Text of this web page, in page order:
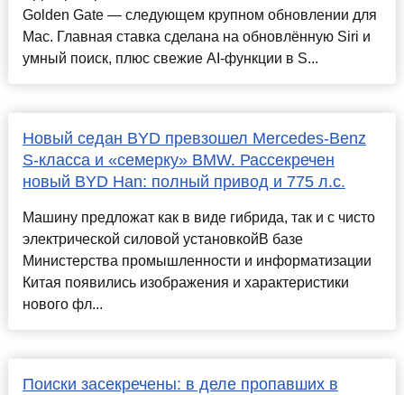
Golden Gate — следующем крупном обновлении для
Mac. Главная ставка сделана на обновлённую Siri и
умный поиск, плюс свежие AI-функции в S...
Новый седан BYD превзошел Mercedes-Benz
S-класса и «семерку» BMW. Рассекречен
новый BYD Han: полный привод и 775 л.с.
Машину предложат как в виде гибрида, так и с чисто
электрической силовой установкойВ базе
Министерства промышленности и информатизации
Китая появились изображения и характеристики
нового фл...
Поиски засекречены: в деле пропавших в